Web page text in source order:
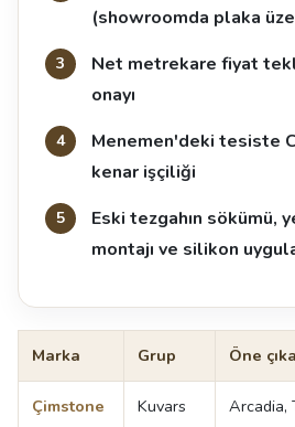
(showroomda plaka
Net metrekare fiyat
onayı
Menemen'deki tesiste
kenar işçiliği
Eski tezgahın sökümü,
montajı ve silikon
Marka Grup Öne
Çimstone
Kuvars
Arcadia,